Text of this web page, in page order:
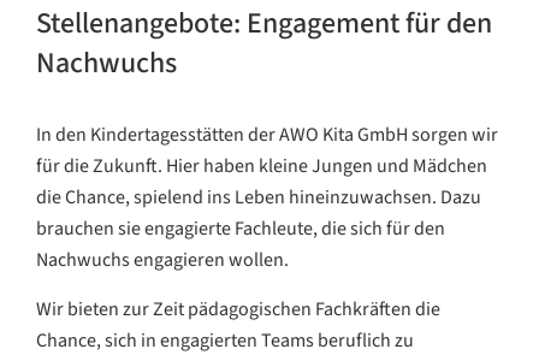
Stellenangebote: Engagement für den
Nachwuchs
In den Kindertagesstätten der AWO Kita GmbH sorgen wir
für die Zukunft. Hier haben kleine Jungen und Mädchen
die Chance, spielend ins Leben hineinzuwachsen. Dazu
brauchen sie engagierte Fachleute, die sich für den
Nachwuchs engagieren wollen.
Wir bieten zur Zeit pädagogischen Fachkräften die
Chance, sich in engagierten Teams beruflich zu